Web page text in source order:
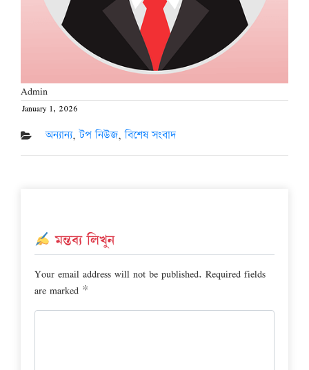
Admin
Posted
on
January 1, 2026
অন্যান্য,টপ নিউজ,বিশেষ সংবাদ
মন্তব্য লিখুন
Your email address will not be published. Required fields
are marked *